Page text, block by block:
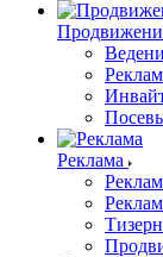
Реклама